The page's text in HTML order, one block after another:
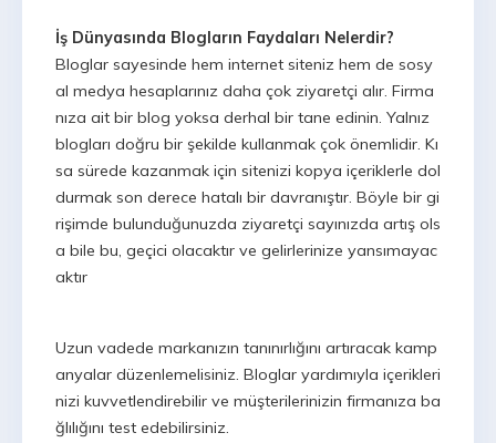
İş Dünyasında Blogların Faydaları Nelerdir?
Bloglar sayesinde hem internet siteniz hem de sosy
al medya hesaplarınız daha çok ziyaretçi alır. Firma
nıza ait bir blog yoksa derhal bir tane edinin. Yalnız
blogları doğru bir şekilde kullanmak çok önemlidir. Kı
sa sürede kazanmak için sitenizi kopya içeriklerle dol
durmak son derece hatalı bir davranıştır. Böyle bir gi
rişimde bulunduğunuzda ziyaretçi sayınızda artış ols
a bile bu, geçici olacaktır ve gelirlerinize yansımayac
aktır
Uzun vadede markanızın tanınırlığını artıracak kamp
anyalar düzenlemelisiniz. Bloglar yardımıyla içerikleri
nizi kuvvetlendirebilir ve müşterilerinizin firmanıza ba
ğlılığını test edebilirsiniz.